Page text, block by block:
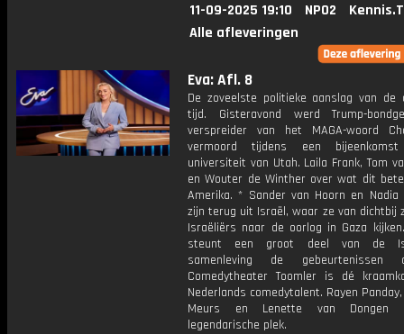
11-09-2025 19:10 NPO2
Alle afleveringen
Eva: Afl. 8
De zoveelste politieke aanslag van de
tijd. Gisteravond werd Trump-
verspreider van het MAGA-woord
vermoord tijdens een
universiteit van Utah. Laila Frank, Tom
en Wouter de Winther over wat dit
Amerika. * Sander van Hoorn en Nadia
zijn terug uit Israël, waar ze van dichtbij
Israëliërs naar de oorlog in Gaza
steunt een groot deel van de
samenleving de
Comedytheater Toomler is dé
Nederlands comedytalent. Rayen
Meurs en Lenette van Dongen
legendarische plek.